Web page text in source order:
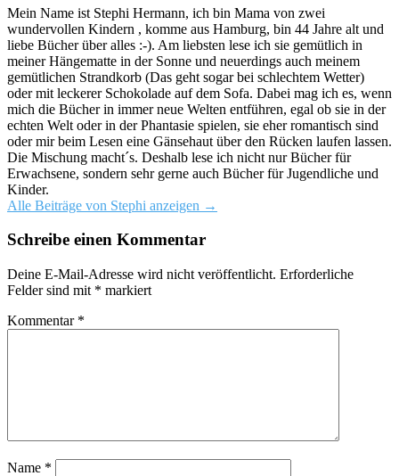
Mein Name ist Stephi Hermann, ich bin Mama von zwei
wundervollen Kindern , komme aus Hamburg, bin 44 Jahre alt und
liebe Bücher über alles :-). Am liebsten lese ich sie gemütlich in
meiner Hängematte in der Sonne und neuerdings auch meinem
gemütlichen Strandkorb (Das geht sogar bei schlechtem Wetter)
oder mit leckerer Schokolade auf dem Sofa. Dabei mag ich es, wenn
mich die Bücher in immer neue Welten entführen, egal ob sie in der
echten Welt oder in der Phantasie spielen, sie eher romantisch sind
oder mir beim Lesen eine Gänsehaut über den Rücken laufen lassen.
Die Mischung macht´s. Deshalb lese ich nicht nur Bücher für
Erwachsene, sondern sehr gerne auch Bücher für Jugendliche und
Kinder.
Alle Beiträge von Stephi anzeigen →
Schreibe einen Kommentar
Deine E-Mail-Adresse wird nicht veröffentlicht. Erforderliche
Felder sind mit * markiert
Kommentar *
Name *